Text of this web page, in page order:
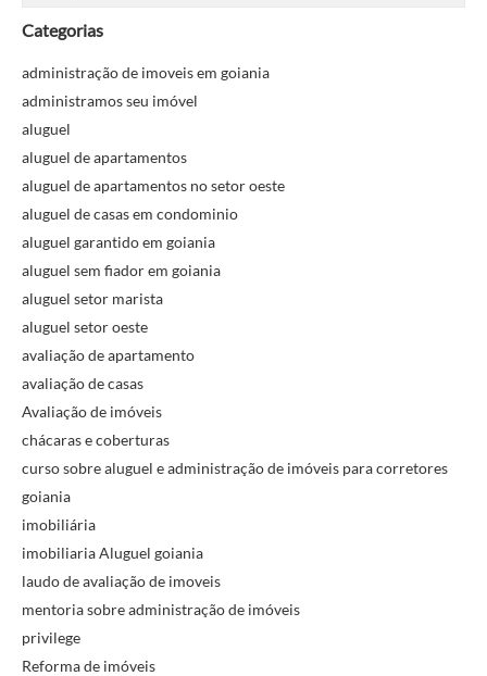
Categorias
administração de imoveis em goiania
administramos seu imóvel
aluguel
aluguel de apartamentos
aluguel de apartamentos no setor oeste
aluguel de casas em condominio
aluguel garantido em goiania
aluguel sem fiador em goiania
aluguel setor marista
aluguel setor oeste
avaliação de apartamento
avaliação de casas
Avaliação de imóveis
chácaras e coberturas
curso sobre aluguel e administração de imóveis para corretores
goiania
imobiliária
imobiliaria Aluguel goiania
laudo de avaliação de imoveis
mentoria sobre administração de imóveis
privilege
Reforma de imóveis